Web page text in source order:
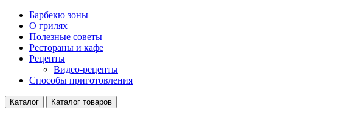
Барбекю зоны
О грилях
Полезные советы
Рестораны и кафе
Рецепты
Видео-рецепты
Способы приготовления
Каталог Каталог товаров